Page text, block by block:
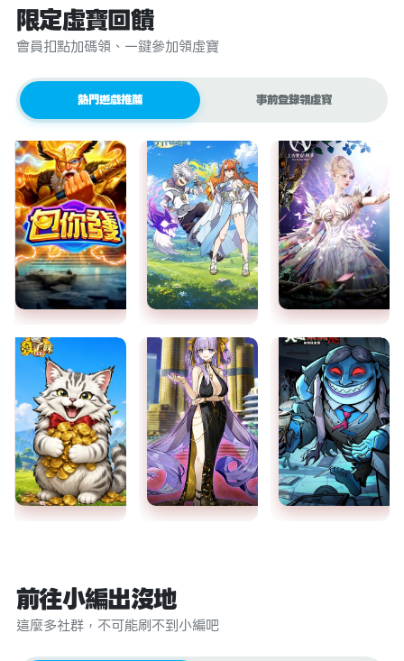
限定虛寶回饋
會員扣點加碼領、一鍵參加領虛寶
熱門遊戲推薦 事前登錄領虛寶
前往小編出沒地
這麼多社群，不可能刷不到小編吧